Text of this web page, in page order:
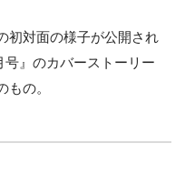
初対面の様子が公開され
号』のカバーストーリー
もの。